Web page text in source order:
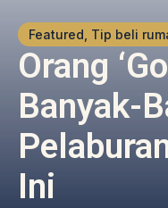
Featured, Tip beli
Orang
Banyak-
Ini